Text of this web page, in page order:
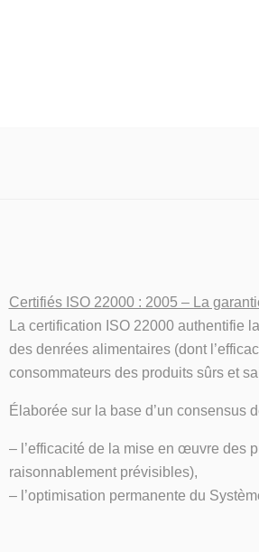
Certifiés ISO 22000 : 2005 – La
La certification ISO 22000 authentifie
des denrées alimentaires (dont
consommateurs des produits sûrs et
Élaborée sur la base d’un consensus
– l’efficacité de la mise en œuvre des
raisonnablement prévisibles),
– l’optimisation permanente du